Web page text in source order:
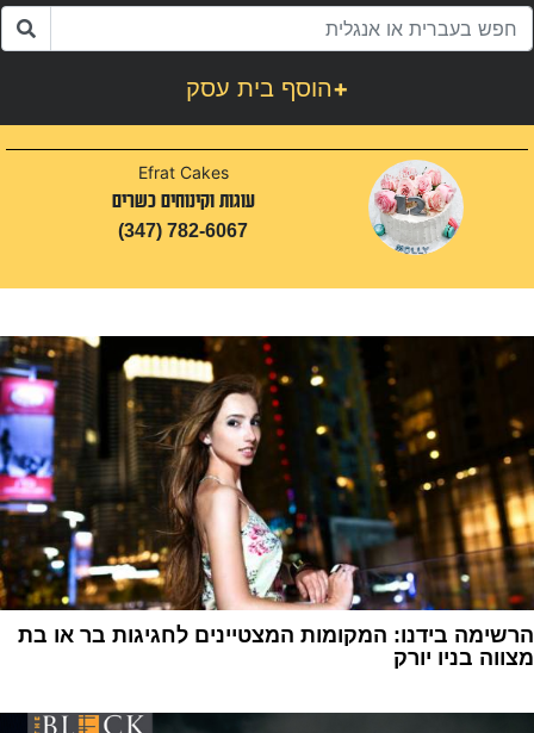
הוסף בית עסק+
Efrat Cakes
עוגות וקינוחים כשרים
(347) 782-6067
הרשימה בידנו: המקומות המצטיינים לחגיגות בר או בת
מצווה בניו יורק